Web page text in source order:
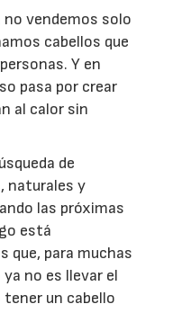
no vendemos solo
cabellos que
Y en
pasa por crear
al calor sin
de
naturales y
las próximas
está
que, para muchas
no es llevar el
tener un cabello